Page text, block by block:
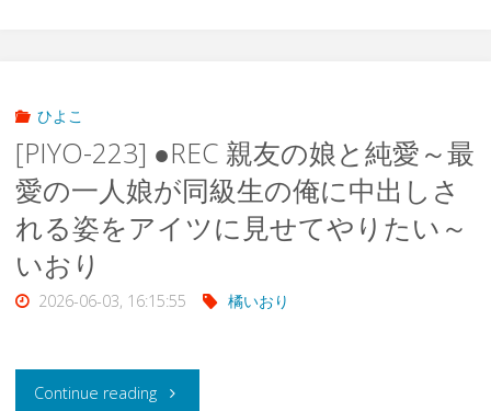
ひよこ
[PIYO-223] ●REC 親友の娘と純愛～最
愛の一人娘が同級生の俺に中出しさ
れる姿をアイツに見せてやりたい～
いおり
2026-06-03, 16:15:55 橘いおり
Continue reading"